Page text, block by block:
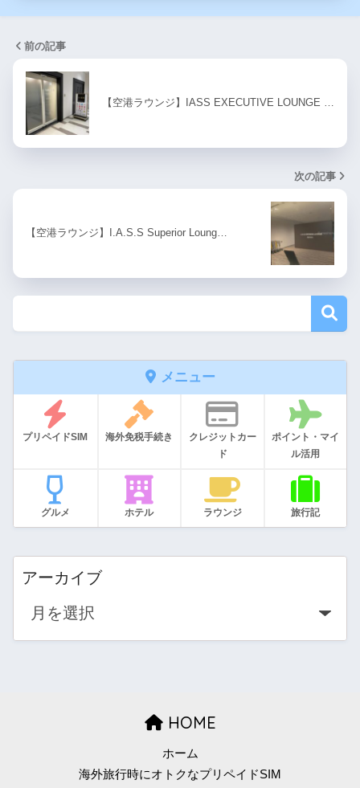
前の記事
【空港ラウンジ】IASS EXECUTIVE LOUNGE …
次の記事
【空港ラウンジ】I.A.S.S Superior Loung…
メニュー
プリペイドSIM 海外免税手続き
クレジットカー
ド
ポイント・マイ
ル活用
グルメ ホテル ラウンジ 旅行記
アーカイブ
HOME
ホーム
海外旅行時にオトクなプリペイドSIM